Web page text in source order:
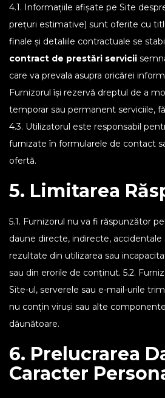
4.1. Informațiile afișate pe Site
prețuri estimative) sunt oferite cu
finale și detaliile contractuale se
contract de prestări servicii
care va prevala asupra oricărei
Furnizorul își rezervă dreptul de a
temporar sau permanent serviciile,
4.3. Utilizatorul este responsabil
furnizate în formularele de contact
ofertă.
5. Limitarea
5.1. Furnizorul nu va fi răspunzător
daune directe, indirecte, accidentale
rezultate din utilizarea sau
sau din erorile de conținut. 5.2.
Site-ul, serverele sau e-mail-urile
nu conțin viruși sau alte
dăunătoare.
6. Prelucrarea
Caracter